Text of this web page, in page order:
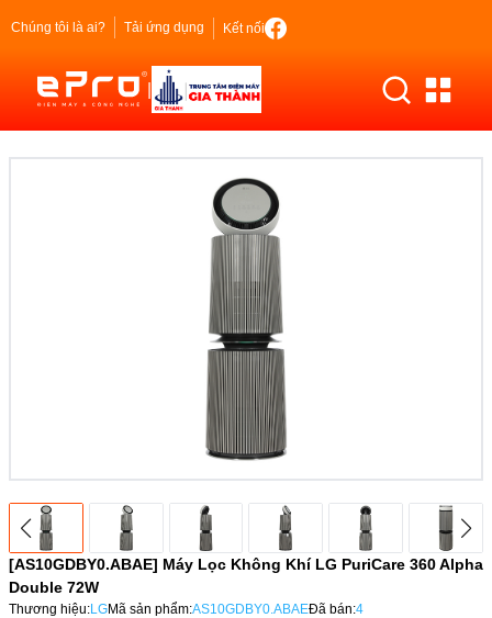
Chúng tôi là ai? Tải ứng dụng Kết nối
[AS10GDBY0.ABAE] Máy Lọc Không Khí LG PuriCare 360 Alpha
Double 72W
Thương hiệu:LGMã sản phẩm:AS10GDBY0.ABAEĐã bán:4